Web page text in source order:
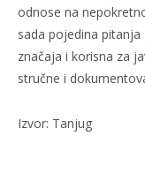
odnose na
sada pojedina
značaja i korisna za
stručne i
Izvor: Tanjug